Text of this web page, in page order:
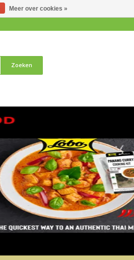
Zoeken
Meer over cookies »